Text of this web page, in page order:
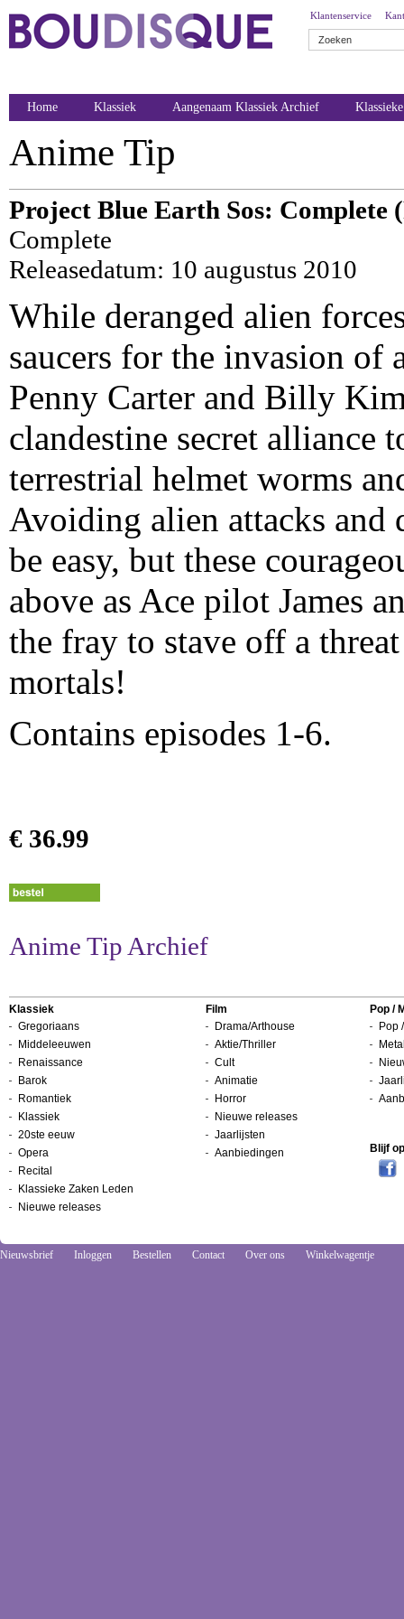
Klantenservice
Home Klassiek Aangenaam Klassiek Archief
Anime Tip
Project Blue Earth Sos: Complete
Complete
Releasedatum: 10 augustus 2010
While deranged alien
saucers for the invasion of
Penny Carter and Billy
clandestine secret alliance
terrestrial helmet worms
Avoiding alien attacks
be easy, but these
above as Ace pilot James
the fray to stave off a
mortals!
Contains episodes 1-6.
€ 36.99
Anime Tip Archief
Klassiek
Gregoriaans
Middeleeuwen
Renaissance
Barok
Romantiek
Klassiek
20ste eeuw
Opera
Recital
Klassieke Zaken Leden
Nieuwe releases
Film
Drama/Arthouse
Aktie/Thriller
Cult
Animatie
Horror
Nieuwe releases
Jaarlijsten
Aanbiedingen
Pop /
Pop
Blijf
Nieuwsbrief Inloggen Bestellen Contact Over ons Winkelwagentje